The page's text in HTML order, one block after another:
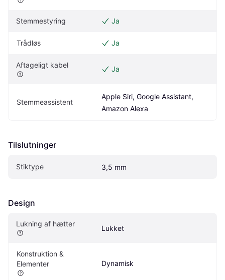
Stemmestyring Ja
Trådløs Ja
Aftageligt kabel Ja
Stemmeassistent
Apple Siri, Google Assistant,
Amazon Alexa
Tilslutninger
Stiktype 3,5 mm
Design
Lukning af hætter
Lukket
Konstruktion &
Elementer
Dynamisk